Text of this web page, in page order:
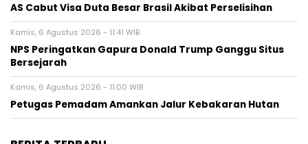
AS Cabut Visa Duta Besar Brasil Akibat Perselisihan
Kamis, 6 Agustus 2026 - 11:41 WIB
NPS Peringatkan Gapura Donald Trump Ganggu Situs
Bersejarah
Kamis, 6 Agustus 2026 - 11:00 WIB
Petugas Pemadam Amankan Jalur Kebakaran Hutan